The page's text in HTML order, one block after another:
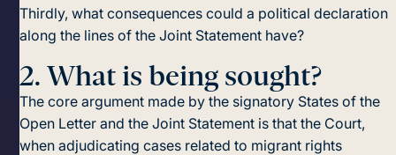
Thirdly, what consequences could a political declaration
along the lines of the Joint Statement have?
2.What is being sought?
The core argument made by the signatory States of the
Open Letter and the Joint Statement is that the Court,
when adjudicating cases related to migrant rights